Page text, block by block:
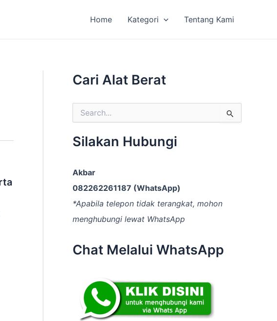
Home Kategori Tentang Kami
Cari Alat Berat
r
c
o
r
Silakan Hubungi
Akbar
082262261187 (WhatsApp)
*Apabila telepon tidak terangkat, mohon
menghubungi lewat WhatsApp
Chat Melalui WhatsApp